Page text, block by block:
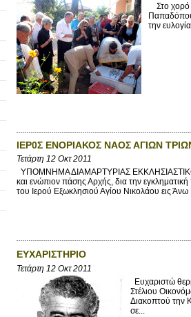
Στο χορό
την
ΙΕΡ0Σ ΕΝΟΡΙΑΚΟΣ ΝΑΟΣ ΑΓΙΩΝ
Τετάρτη 12 Οκτ 2011
ΥΠΟΜΝΗΜΑ ΔΙΑΜΑΡΤΥΡΙΑΣ ΕΚΚΛΗΣΙΑΣΤΙΚΟΥ
και ενώπιον πάσης Αρχής, δια την
του Ιερού Εξωκλησιού Αγίου Νικολάου εις
ΕΥΧΑΡΙΣΤΗΡΙΟ
Τετάρτη 12 Οκτ 2011
Ευχαριστώ
Στέλιου
Διακοπτού την
σε...